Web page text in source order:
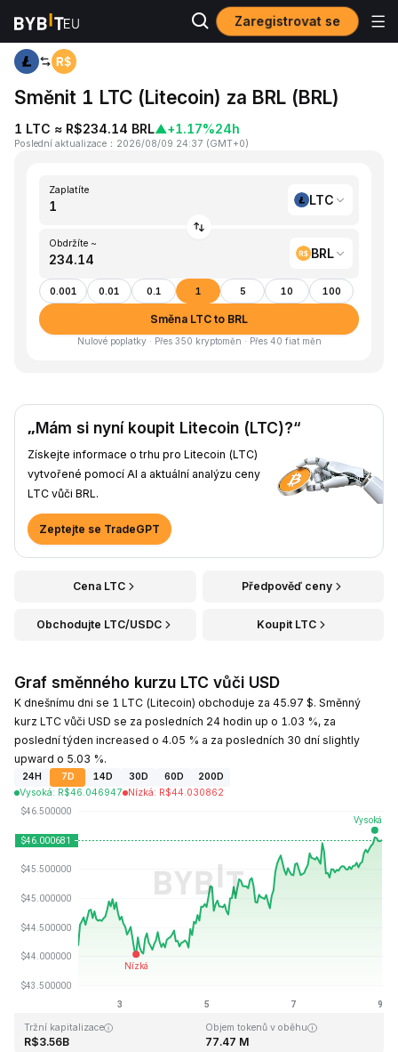
Zaregistrovat se
Domů LTC to BRL
Směnit 1 LTC (Litecoin) za BRL (BRL)
1 LTC ≈ R$234.14 BRL▲+1.17%24h
Poslední aktualizace ： 2026/08/09 24:37 (GMT+0)
Zaplatíte
LTC
Obdržíte ~
BRL
0.001 0.01 0.1 1 5 10 100
Směna LTC to BRL
Nulové poplatky · Přes 350 kryptoměn · Přes 40 fiat měn
„Mám si nyní koupit Litecoin (LTC)?“
Získejte informace o trhu pro Litecoin (LTC)
vytvořené pomocí AI a aktuální analýzu ceny
LTC vůči BRL.
Zeptejte se TradeGPT
Cena LTC Předpověď ceny
Obchodujte LTC/USDC Koupit LTC
Graf směnného kurzu LTC vůči USD
K dnešnímu dni se 1 LTC (Litecoin) obchoduje za 45.97 $. Směnný
kurz LTC vůči USD se za posledních 24 hodin up o 1.03 %, za
poslední týden increased o 4.05 % a za posledních 30 dní slightly
upward o 5.03 %.
24H 7D 14D 30D 60D
200D
Vysoká: R$46.046947 Nízká: R$44.030862
Naposledy aktualizováno: 2026-08-09, 24:37 GMT+0
Historické maximum
R$1.15
Tržní kapitalizace
R$3.56B
Objem tokenů v oběhu
77.47 M